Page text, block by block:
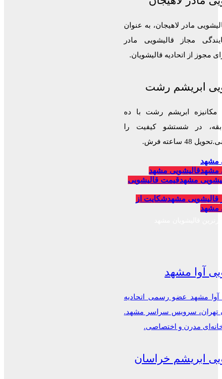
مادر لاهیجان، به عنوان
مجاز قالیشویی مادر
مجوز از اتحادیه قالیشویان.
ابریشم رشت
مکانیزه ابریشم رشت با ده
در شستشو کیفیت را
48 ساعته فرش.
مشهد
مشهدقالیشویی مشهد
مشهدقیمت قالیشویی
قالیشویی مشهدشکایت از
مشهد
آوا مشهد
آوا مشهد عضو رسمی اتحادیه
تهران، سرویس سراسر مشهد.
مدرن و اختصاصی.
ابریشم خراسان